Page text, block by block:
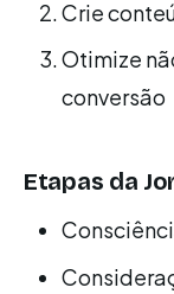
Crie
Otimize
conversão
Etapas da